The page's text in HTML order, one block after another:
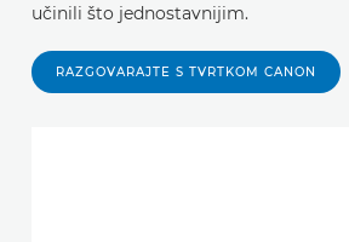
učinili što jednostavnijim.
RAZGOVARAJTE S TVRTKOM CANON